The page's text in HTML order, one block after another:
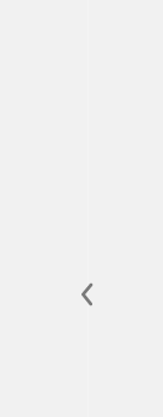
Previous